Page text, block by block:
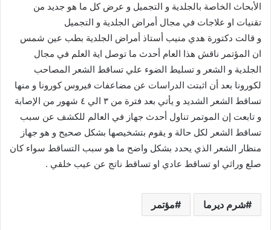
الأبحاث الخاصة بالجلدية و التجميل و عرض كل ما هو جديد من
تقنيات او علاجات في مجال أمراض الجلدية و التجميل
و قالت دكتورة هدي منيب أستاذ أمراض الجلدية بطب عين شمس
ان المؤتمر ناقش هذا العام أحدث ما توصل اية العلم في مجال
الجلدية و الشعر و تسليط الضوء علي تساقط الشعر المصاحب
لكورونا بعد أن اثبتت الدراسات عن مضاعفات فيروس كورونا و منها
تساقط الشعر الشديد و يأتي بعد فترة من ٣ الي ٤ شهور من الإصابة
و تابعت إن الموتمر تناول أحدث جهاز في العالم للكشف عن سبب
تساقط الشعر لكل حالة و يقوم بتشخيصها بشكل صحيح و هو جهاز
منظار الشعر الذي يحدد بشكل واضح ما هو سبب التساقط سواء كان
صلع وراثي او تساقط عادي او تساقط ناتج عن عيب خلقي .
شرم ديرما مؤتمر